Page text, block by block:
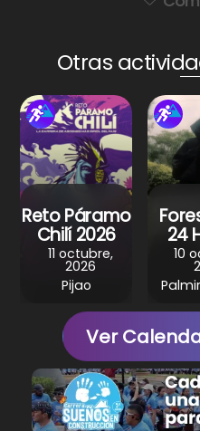
A
p
p
k
Otras
Reto Páramo
Chilí 2026
11 octubre,
2026
Pijao
24
10
Ver